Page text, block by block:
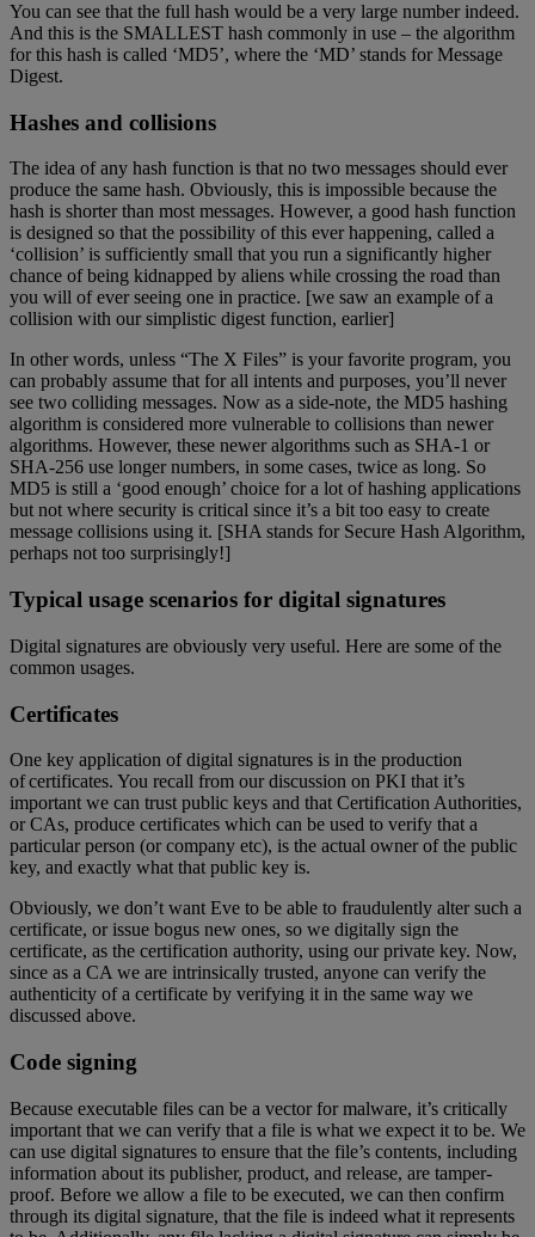
You can see that the full hash would be a very large number indeed.
And this is the SMALLEST hash commonly in use – the algorithm
for this hash is called ‘MD5’, where the ‘MD’ stands for Message
Digest.
Hashes and collisions
The idea of any hash function is that no two messages should ever
produce the same hash. Obviously, this is impossible because the
hash is shorter than most messages. However, a good hash function
is designed so that the possibility of this ever happening, called a
‘collision’ is sufficiently small that you run a significantly higher
chance of being kidnapped by aliens while crossing the road than
you will of ever seeing one in practice. [we saw an example of a
collision with our simplistic digest function, earlier]
In other words, unless “The X Files” is your favorite program, you
can probably assume that for all intents and purposes, you’ll never
see two colliding messages. Now as a side-note, the MD5 hashing
algorithm is considered more vulnerable to collisions than newer
algorithms. However, these newer algorithms such as SHA-1 or
SHA-256 use longer numbers, in some cases, twice as long. So
MD5 is still a ‘good enough’ choice for a lot of hashing applications
but not where security is critical since it’s a bit too easy to create
message collisions using it. [SHA stands for Secure Hash Algorithm,
perhaps not too surprisingly!]
Typical usage scenarios for digital signatures
Digital signatures are obviously very useful. Here are some of the
common usages.
Certificates
One key application of digital signatures is in the production
of certificates. You recall from our discussion on PKI that it’s
important we can trust public keys and that Certification Authorities,
or CAs, produce certificates which can be used to verify that a
particular person (or company etc), is the actual owner of the public
key, and exactly what that public key is.
Obviously, we don’t want Eve to be able to fraudulently alter such a
certificate, or issue bogus new ones, so we digitally sign the
certificate, as the certification authority, using our private key. Now,
since as a CA we are intrinsically trusted, anyone can verify the
authenticity of a certificate by verifying it in the same way we
discussed above.
Code signing
Because executable files can be a vector for malware, it’s critically
important that we can verify that a file is what we expect it to be. We
can use digital signatures to ensure that the file’s contents, including
information about its publisher, product, and release, are tamper-
proof. Before we allow a file to be executed, we can then confirm
through its digital signature, that the file is indeed what it represents